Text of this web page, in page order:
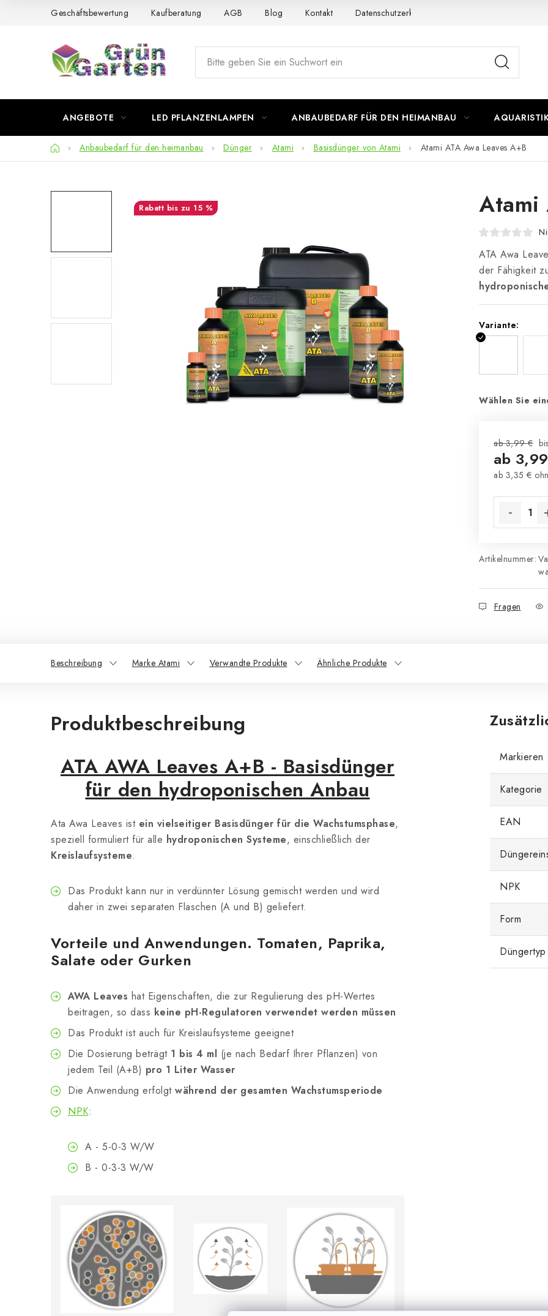
Geschäftsbewertung Kaufberatung AGB Blog Kontakt Datenschutzerklärung
ANGEBOTE LED PFLANZENLAMPEN ANBAUBEDARF FÜR DEN HEIMANBAU
StartseiteAnbaubedarf für den heimanbau Dünger Atami Basisdünger von Atami Atami ATA Awa Leaves A+B
Atami
ATA Awa
der Fähigkeit
Variante:
Wählen Sie
ab 3,99 €
ab
ab 3,35 €
Artikelnummer:
Fragen
bis zu 15 %
Beschreibung Marke Atami Verwandte Produkte Ähnliche Produkte
Produktbeschreibung
ATA AWA Leaves A+B - Basisdünger
für den hydroponischen Anbau
Ata Awa Leaves ist ein vielseitiger Basisdünger für die Wachstumsphase,
speziell formuliert für alle hydroponischen Systeme, einschließlich der
Kreislaufsysteme.
Das Produkt kann nur in verdünnter Lösung gemischt werden und wird
daher in zwei separaten Flaschen (A und B) geliefert.
Vorteile und Anwendungen. Tomaten, Paprika,
Salate oder Gurken
AWA Leaves hat Eigenschaften, die zur Regulierung des pH-Wertes
beitragen, so dass keine pH-Regulatoren verwendet werden müssen
Das Produkt ist auch für Kreislaufsysteme geeignet
Die Dosierung beträgt 1 bis 4 ml (je nach Bedarf Ihrer Pflanzen) von
jedem Teil (A+B) pro 1 Liter Wasser
Die Anwendung erfolgtwährend der gesamten Wachstumsperiode
NPK:
A - 5-0-3 W/W
B - 0-3-3 W/W
Markieren
Kategorie
EAN
NPK
Form
Düngertyp